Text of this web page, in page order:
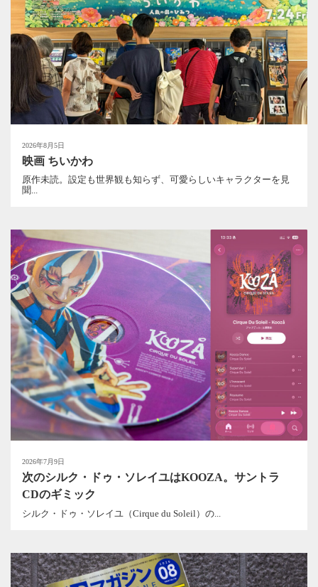
2026年8月5日
映画 ちいかわ
原作未読。設定も世界観も知らず、可愛らしいキャラクターを見
聞...
2026年7月9日
次のシルク・ドゥ・ソレイユはKOOZA。サントラ
CDのギミック
シルク・ドゥ・ソレイユ（Cirque du Soleil）の...